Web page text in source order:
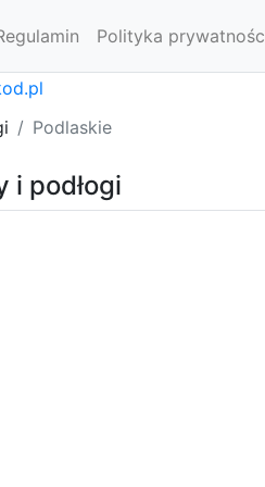
Polityka prywatnośc
Podlaskie
i podłogi